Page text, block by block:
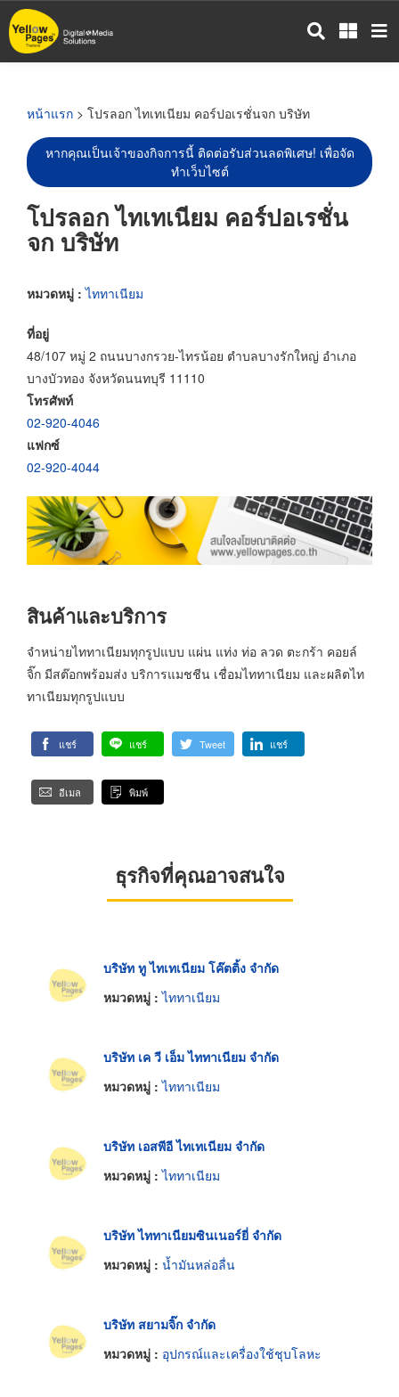
ข้าม
ไป
หน้าแรก > โปรลอก ไทเทเนียม คอร์ปอเรชั่นจก บริษัท
หากคุณเป็นเจ้าของกิจการนี้ ติดต่อรับส่วนลดพิเศษ! เพื่อจัด
ทำเว็บไซต์
โปรลอก ไทเทเนียม คอร์ปอเรชั่น
จก บริษัท
หมวดหมู่ :ไททาเนียม
ที่อยู่
48/107 หมู่ 2 ถนนบางกรวย-ไทรน้อย ตำบลบางรักใหญ่ อำเภอ
บางบัวทอง จังหวัดนนทบุรี 11110
โทรศัพท์
02-920-4046
แฟกซ์
02-920-4044
สินค้าและบริการ
จำหน่ายไททาเนียมทุกรูปแบบ แผ่น แท่ง ท่อ ลวด ตะกร้า คอยล์
จิ๊ก มีสต๊อกพร้อมส่ง บริการแมชชีน เชื่อมไททาเนียม และผลิตไท
ทาเนียมทุกรูปแบบ
แชร์ แชร์ Tweet แชร์
อีเมล พิมพ์
ธุรกิจที่คุณอาจสนใจ
บริษัท ทู ไทเทเนียม โค๊ตติ้ง จำกัด
หมวดหมู่ :ไททาเนียม
บริษัท เค วี เอ็ม ไททาเนียม จำกัด
หมวดหมู่ :ไททาเนียม
บริษัท เอสพีอี ไทเทเนียม จำกัด
หมวดหมู่ :ไททาเนียม
บริษัท ไททาเนียมซินเนอร์ยี่ จำกัด
หมวดหมู่ : น้ำมันหล่อลื่น
บริษัท สยามจิ๊ก จำกัด
หมวดหมู่ : อุปกรณ์และเครื่องใช้ชุบโลหะ